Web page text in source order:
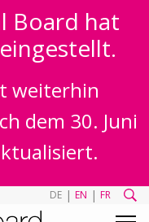
Board hat
weiterhin
dem 30. Juni
DE | EN | FR